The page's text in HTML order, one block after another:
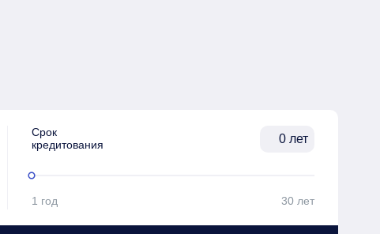
Срок
кредитования
лет
1 год 30 лет